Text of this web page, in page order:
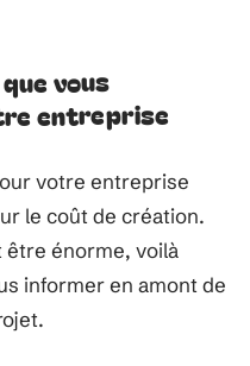
vous
entreprise
votre entreprise
le coût de création.
être énorme, voilà
informer en amont de